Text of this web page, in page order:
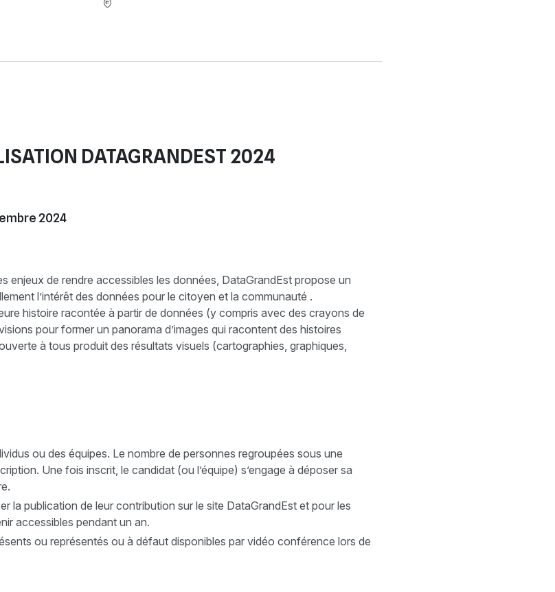
DATAGRANDEST 2024
2024
enjeux de rendre accessibles les données, DataGrandEst propose un
l’intérêt des données pour le citoyen et la communauté .
histoire racontée à partir de données (y compris avec des crayons de
pour former un panorama d’images qui racontent des histoires
à tous produit des résultats visuels (cartographies, graphiques,
ou des équipes. Le nombre de personnes regroupées sous une
Une fois inscrit, le candidat (ou l’équipe) s’engage à déposer sa
la publication de leur contribution sur le site DataGrandEst et pour les
accessibles pendant un an.
ou représentés ou à défaut disponibles par vidéo conférence lors de